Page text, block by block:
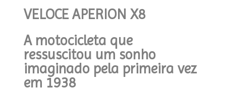
VELOCE APERION X8
A motocicleta que
ressuscitou um sonho
imaginado pela primeira vez
em 1938